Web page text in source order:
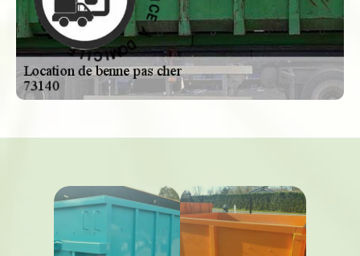
S
E
R
V
I
C
E
À
D
O
M
I
C
I
L
E
-